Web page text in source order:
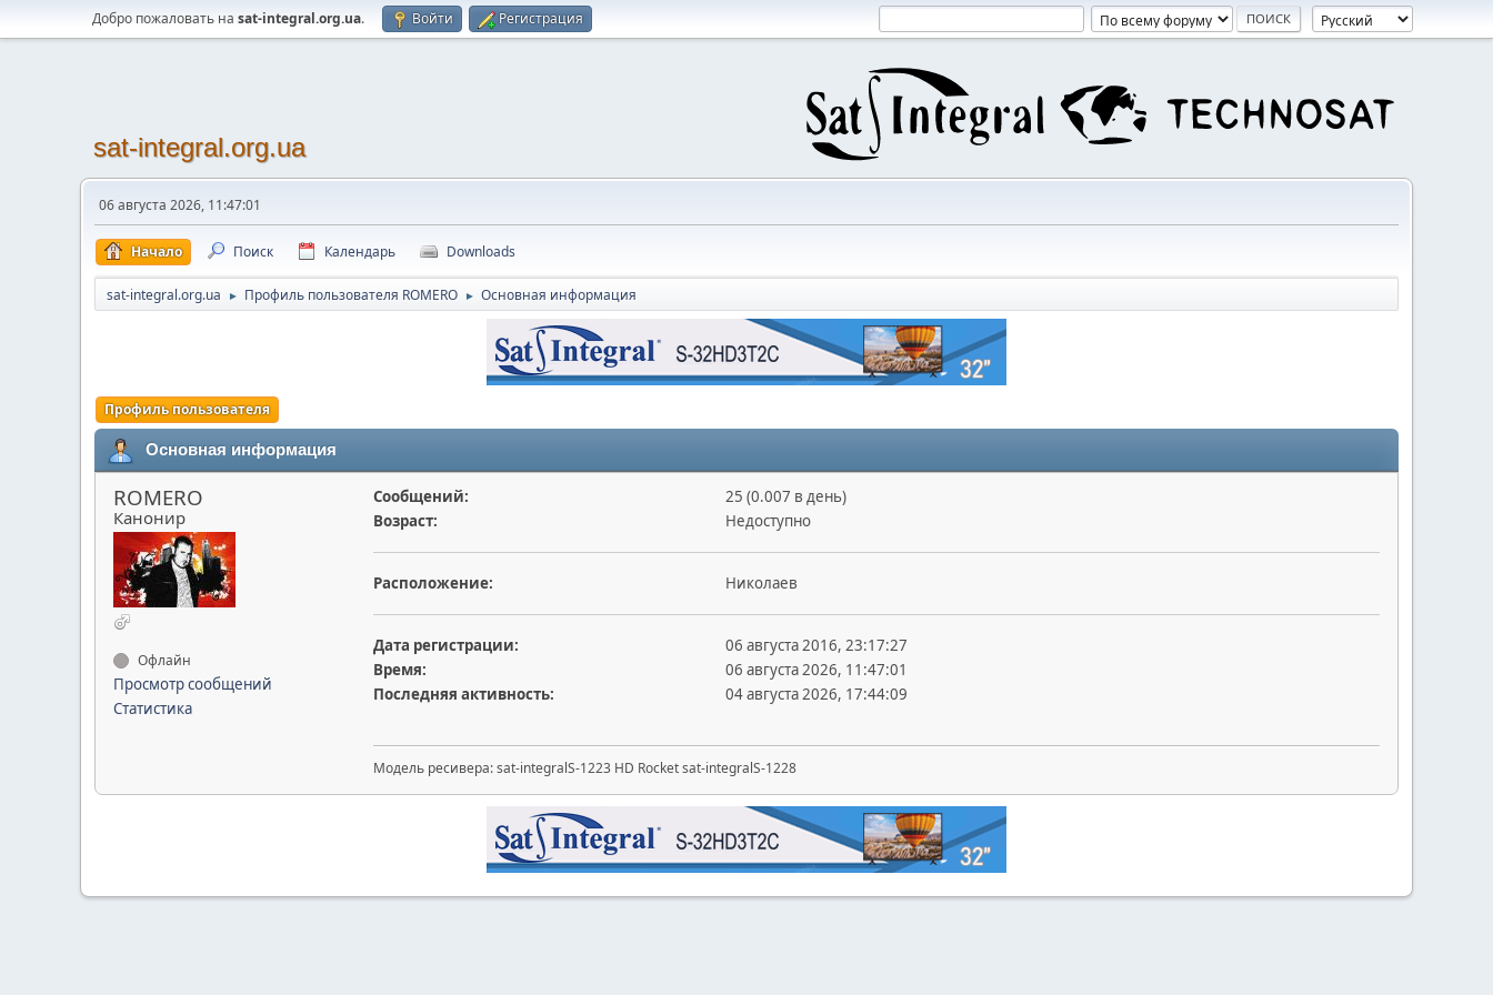
Добро пожаловать на sat-integral.org.ua. Войти Регистрация
sat-integral.org.ua
06 августа 2026, 11:47:01
Начало Поиск Календарь Downloads
sat-integral.org.ua ► Профиль пользователя ROMERO ► Основная информация
Профиль пользователя
Основная информация
ROMERO
Канонир
Офлайн
Просмотр сообщений
Статистика
Сообщений:
25 (0.007 в день)
Возраст:
Недоступно
Расположение: Николаев
Дата регистрации:
06 августа 2016, 23:17:27
Время:
06 августа 2026, 11:47:01
Последняя активность:
04 августа 2026, 17:44:09
Модель ресивера: sat-integralS-1223 HD Rocket sat-integralS-1228